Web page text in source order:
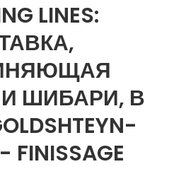
LINES:
ШИБАРИ, В
FINISSAGE